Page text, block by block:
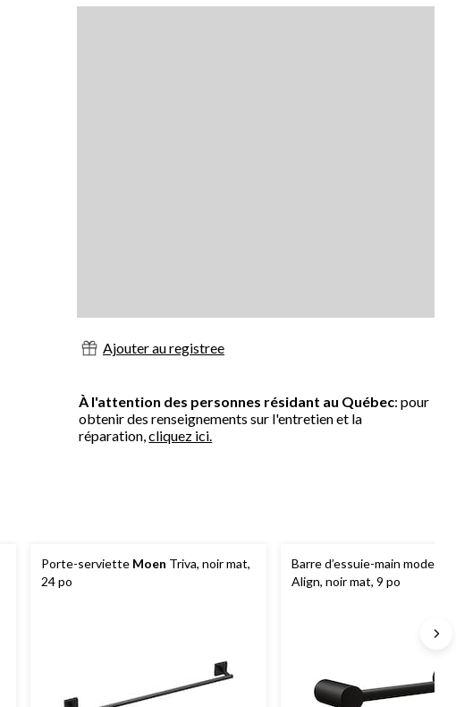
Ajouter au registree
À l'attention des personnes résidant au Québec: pour
obtenir des renseignements sur l'entretien et la
réparation,cliquez ici.
Porte-serviette Moen Triva, noir mat,
24 po
Barre d’essuie-main moderne
Align, noir mat, 9 po